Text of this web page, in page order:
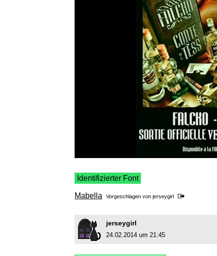
Identifizierter Font
Mabella Vorgeschlagen von jerseygirl
jerseygirl
24.02.2014 um 21:45